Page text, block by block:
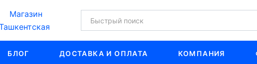
Магазин
БЛОГ ДОСТАВКА И ОПЛАТА КОМПАНИЯ